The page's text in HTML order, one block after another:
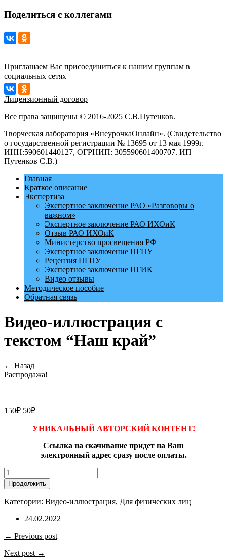
Поделиться с коллегами
Приглашаем Вас присоединиться к нашим группам в
социальных сетях
Лицензионный договор
Все права защищены © 2016-2025 С.В.Путенков.
Творческая лаборатория «ВнеурочкаОнлайн». (Свидетельство
о государственной регистрации № 13695 от 13 мая 1999г.
ИНН:590601440127, ОГРНИП: 305590601400707. ИП
Путенков С.В.)
Главная
Краткое описание
Экспертиза
Экспертное заключение РАО «Разговоры о
важном»
Экспертное заключение РАО ИХОиК
Отзыв РАО ИХОиК
Министерство просвещения РФ
Экспертное заключение ПГПУ
Рецензия ПГПУ
Экспертное заключение ПГИК
Видео отзывы
Методическое пособие
Обратная связь
Видео-иллюстрация с
текстом “Наш край”
← Назад
Распродажа!
150₽ 50₽
УНИКАЛЬНЫЙ АВТОРСКИЙ КОНТЕНТ!
Ссылка на скачивание придет на Ваш
электронный адрес сразу после оплаты.
Количество
товара
Видео-
иллюстрация
текстом
край"
Продолжить
Категории: Видео-иллюстрация, Для физических лиц
24.02.2022
← Previous post
Next post →